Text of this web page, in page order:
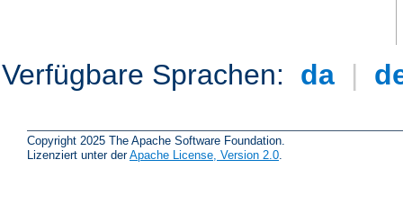
Verfügbare Sprachen: da |
Copyright 2025 The Apache Software Foundation.
Lizenziert unter derApache License, Version 2.0